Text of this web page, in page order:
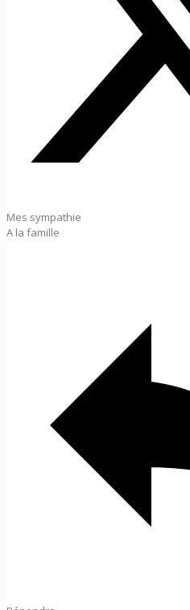
Mes sympathie
A la famille